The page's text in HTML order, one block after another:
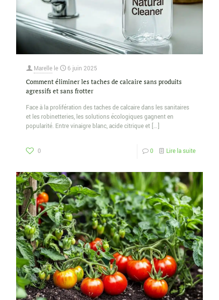
Marelle le 6 juin 2025
Comment éliminer les taches de calcaire sans produits
agressifs et sans frotter
Face à la prolifération des taches de calcaire dans les sanitaires
et les robinetteries, les solutions écologiques gagnent en
popularité. Entre vinaigre blanc, acide citrique et […]
0 0 Lire la suite